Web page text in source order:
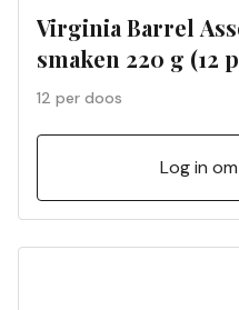
Virginia Barrel
smaken 220 g (12
12 per doos
Log in